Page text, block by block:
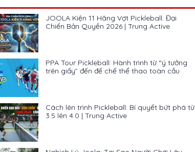
JOOLA Kiện 11 Hãng Vợt Pickleball: Đại
Chiến Bản Quyền 2026 | Trung Active
PPA Tour Pickleball: Hành trình từ “ý tưởng
trên giấy” đến đế chế thể thao toàn cầu
Cách lên trình Pickleball: Bí quyết bứt phá từ
3.5 lên 4.0 | Trung Active